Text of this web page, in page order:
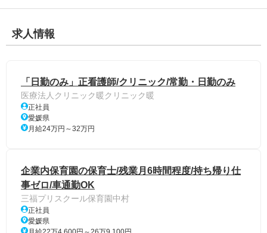
求人情報
「日勤のみ」正看護師/クリニック/常勤・日勤のみ
医療法人クリニック暖クリニック暖
正社員
愛媛県
月給24万円～32万円
企業内保育園の保育士/残業月6時間程度/持ち帰り仕
事ゼロ/車通勤OK
三福プリスクール保育園中村
正社員
愛媛県